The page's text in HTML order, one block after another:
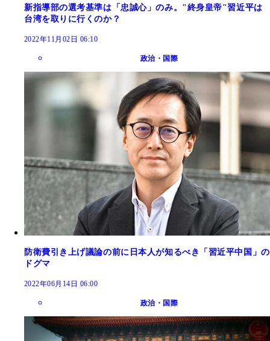
新指導部の選考基準は「忠誠心」のみ。"終身皇帝"習近平は
台湾を取りに行くのか？
2022年11月02日 06:10
政治・国際
防衛費引き上げ議論の前に日本人が知るべき「習近平中国」の
ドグマ
2022年06月14日 06:00
政治・国際